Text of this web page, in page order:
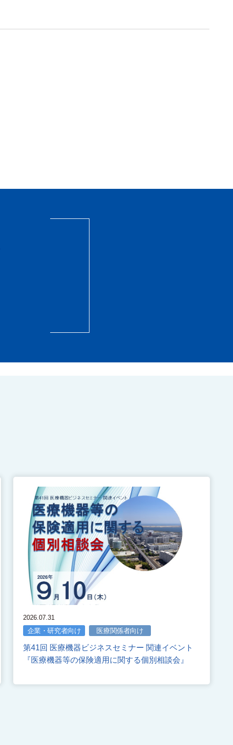
2026.07.31
企業・研究者向け 医療関係者向け
第41回 医療機器ビジネスセミナー 関連イベント
『医療機器等の保険適用に関する個別相談会』